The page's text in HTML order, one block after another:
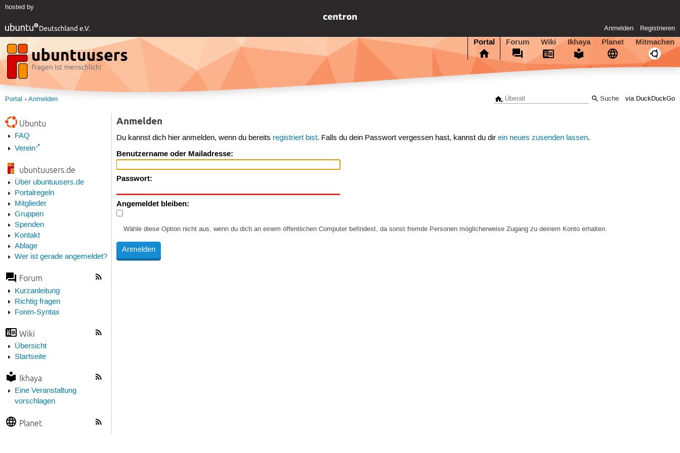
hosted by
Anmelden Registrieren
Portal Forum Wiki Ikhaya Planet Mitmachen
via DuckDuckGo
Portal Anmelden
Ubuntu
FAQ
Verein
ubuntuusers.de
Über ubuntuusers.de
Portalregeln
Mitglieder
Gruppen
Spenden
Kontakt
Ablage
Wer ist gerade angemeldet?
Forum
Kurzanleitung
Richtig fragen
Foren-Syntax
Wiki
Übersicht
Startseite
Ikhaya
Eine Veranstaltung
vorschlagen
Planet
Anmelden
Du kannst dich hier anmelden, wenn du bereits registriert bist. Falls du dein Passwort vergessen hast, kannst du direin neues zusenden lassen.
Benutzername oder Mailadresse:
Passwort:
Angemeldet bleiben:
Wähle diese Option nicht aus, wenn du dich an einem öffentlichen Computer befindest, da sonst fremde Personen möglicherweise Zugang zu deinem Konto erhalten.